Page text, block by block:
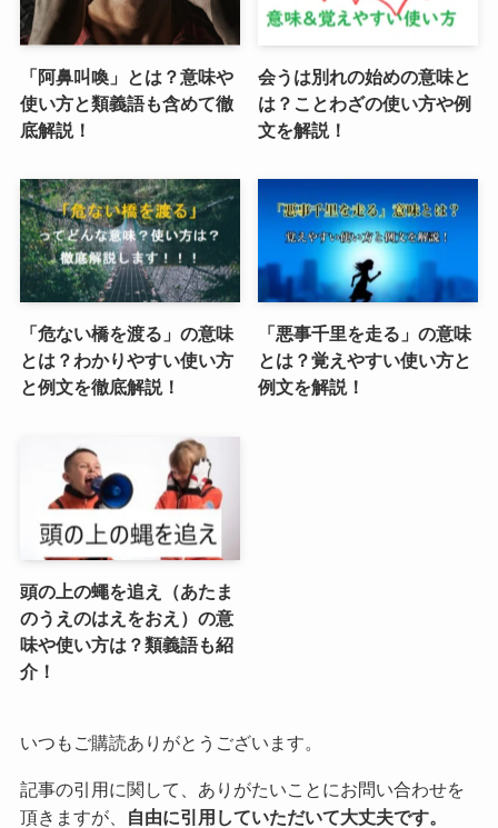
「阿鼻叫喚」とは？意味や
使い方と類義語も含めて徹
底解説！
会うは別れの始めの意味と
は？ことわざの使い方や例
文を解説！
「危ない橋を渡る」の意味
とは？わかりやすい使い方
と例文を徹底解説！
「悪事千里を走る」の意味
とは？覚えやすい使い方と
例文を解説！
頭の上の蠅を追え（あたま
のうえのはえをおえ）の意
味や使い方は？類義語も紹
介！
いつもご購読ありがとうございます。
記事の引用に関して、ありがたいことにお問い合わせを
頂きますが、
自由に引用していただいて大丈夫です。